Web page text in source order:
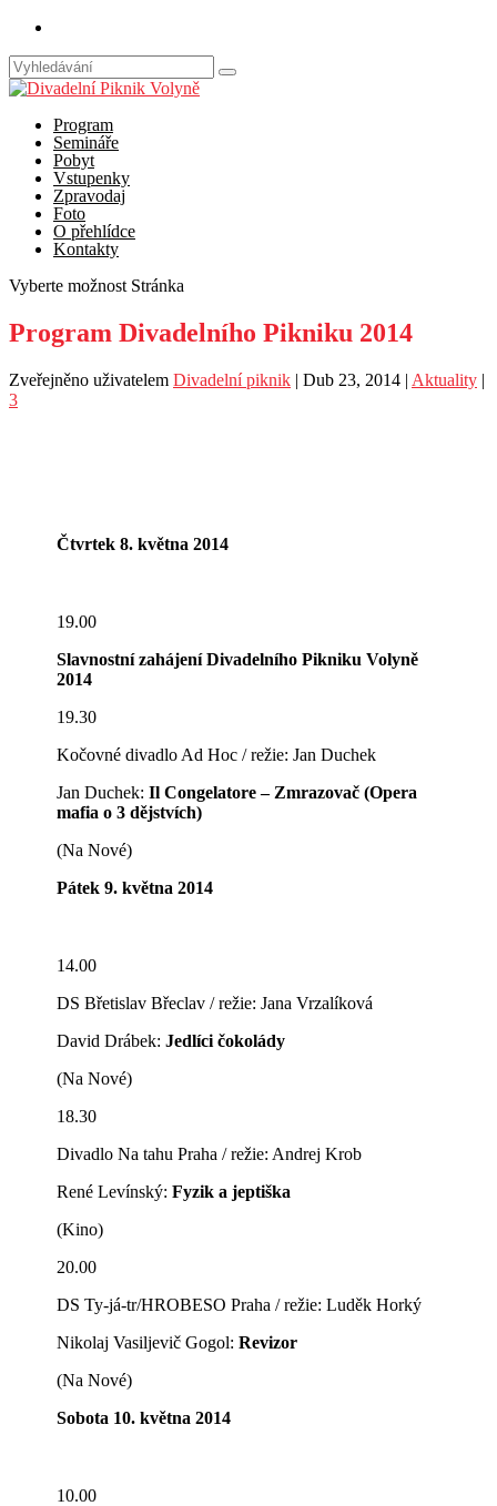
Program
Semináře
Pobyt
Vstupenky
Zpravodaj
Foto
O přehlídce
Kontakty
Vyberte možnost Stránka
Program Divadelního Pikniku 2014
Zveřejněno uživatelem Divadelní piknik | Dub 23, 2014 | Aktuality |
3
Čtvrtek 8. května 2014
19.00
Slavnostní zahájení Divadelního Pikniku Volyně
2014
19.30
Kočovné divadlo Ad Hoc / režie: Jan Duchek
Jan Duchek:Il Congelatore – Zmrazovač (Opera
mafia o 3 dějstvích)
(Na Nové)
Pátek 9. května 2014
14.00
DS Břetislav Břeclav / režie: Jana Vrzalíková
David Drábek:Jedlíci čokolády
(Na Nové)
18.30
Divadlo Na tahu Praha / režie: Andrej Krob
René Levínský:Fyzik a jeptiška
(Kino)
20.00
DS Ty-já-tr/HROBESO Praha / režie: Luděk Horký
Nikolaj Vasiljevič Gogol:Revizor
(Na Nové)
Sobota 10. května 2014
10.00